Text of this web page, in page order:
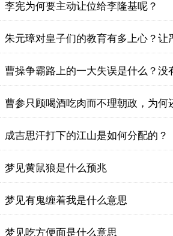
李宪为何要主动让位给李隆基呢？
朱元璋对皇子们的教育有多上心？让
曹操争霸路上的一大失误是什么？没
曹参只顾喝酒吃肉而不理朝政，为何
成吉思汗打下的江山是如何分配的？
梦见黄鼠狼是什么预兆
梦见有鬼缠着我是什么意思
梦见吃方便面是什么意思